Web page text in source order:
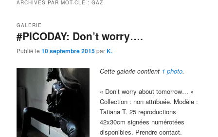
ARCHIVES PAR MOT-CLÉ :GAZ
#PICODAY: Don’t worry….
GALERIE
Publié le10 septembre 2015parK.
Cette galerie contient 1 photo.
« Don’t worry about tomorrow… »
Collection : non attribuée. Modèle :
Tatiana T. 25 reproductions
42x30cm signées numérotées
disponibles. Prendre contact.